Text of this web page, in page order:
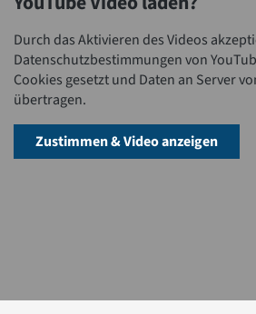
Durch das Aktivieren des Videos
Datenschutzbestimmungen von
Cookies gesetzt und Daten an Server
übertragen.
Zustimmen & Video anzeigen